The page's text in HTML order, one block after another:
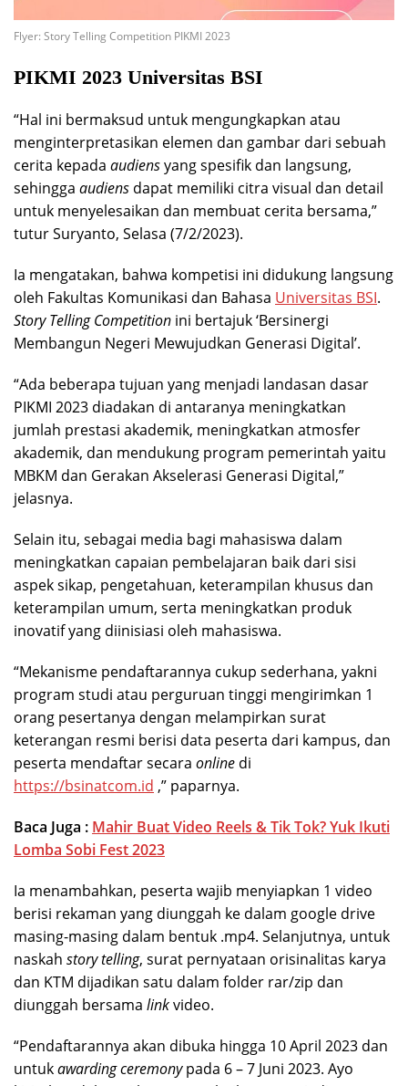
Flyer: Story Telling Competition PIKMI 2023
PIKMI 2023 Universitas BSI
“Hal ini bermaksud untuk mengungkapkan atau
menginterpretasikan elemen dan gambar dari sebuah
cerita kepada audiensyang spesifik dan langsung,
sehingga audiens dapat memiliki citra visual dan detail
untuk menyelesaikan dan membuat cerita bersama,”
tutur Suryanto, Selasa (7/2/2023).
Ia mengatakan, bahwa kompetisi ini didukung langsung
oleh Fakultas Komunikasi dan Bahasa Universitas BSI.
Story Telling Competition ini bertajuk ‘Bersinergi
Membangun Negeri Mewujudkan Generasi Digital’.
“Ada beberapa tujuan yang menjadi landasan dasar
PIKMI 2023 diadakan di antaranya meningkatkan
jumlah prestasi akademik, meningkatkan atmosfer
akademik, dan mendukung program pemerintah yaitu
MBKM dan Gerakan Akselerasi Generasi Digital,”
jelasnya.
Selain itu, sebagai media bagi mahasiswa dalam
meningkatkan capaian pembelajaran baik dari sisi
aspek sikap, pengetahuan, keterampilan khusus dan
keterampilan umum, serta meningkatkan produk
inovatif yang diinisiasi oleh mahasiswa.
“Mekanisme pendaftarannya cukup sederhana, yakni
program studi atau perguruan tinggi mengirimkan 1
orang pesertanya dengan melampirkan surat
keterangan resmi berisi data peserta dari kampus, dan
peserta mendaftar secara online di
https://bsinatcom.id ,” paparnya.
Baca Juga : Mahir Buat Video Reels & Tik Tok? Yuk Ikuti
Lomba Sobi Fest 2023
Ia menambahkan, peserta wajib menyiapkan 1 video
berisi rekaman yang diunggah ke dalam google drive
masing-masing dalam bentuk .mp4. Selanjutnya, untuk
naskah story telling, surat pernyataan orisinalitas karya
dan KTM dijadikan satu dalam folder rar/zip dan
diunggah bersama linkvideo.
“Pendaftarannya akan dibuka hingga 10 April 2023 dan
untukawarding ceremonypada 6 – 7 Juni 2023. Ayo